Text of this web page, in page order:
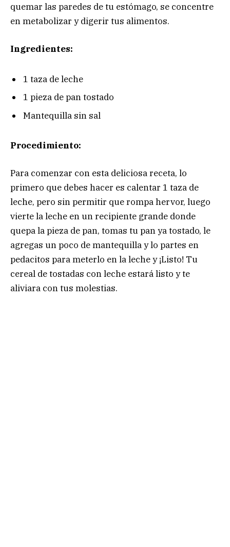
quemar las paredes de tu estómago, se concentre
en metabolizar y digerir tus alimentos.
Ingredientes:
1 taza de leche
1 pieza de pan tostado
Mantequilla sin sal
Procedimiento:
Para comenzar con esta deliciosa receta, lo
primero que debes hacer es calentar 1 taza de
leche, pero sin permitir que rompa hervor, luego
vierte la leche en un recipiente grande donde
quepa la pieza de pan, tomas tu pan ya tostado, le
agregas un poco de mantequilla y lo partes en
pedacitos para meterlo en la leche y ¡Listo! Tu
cereal de tostadas con leche estará listo y te
aliviara con tus molestias.